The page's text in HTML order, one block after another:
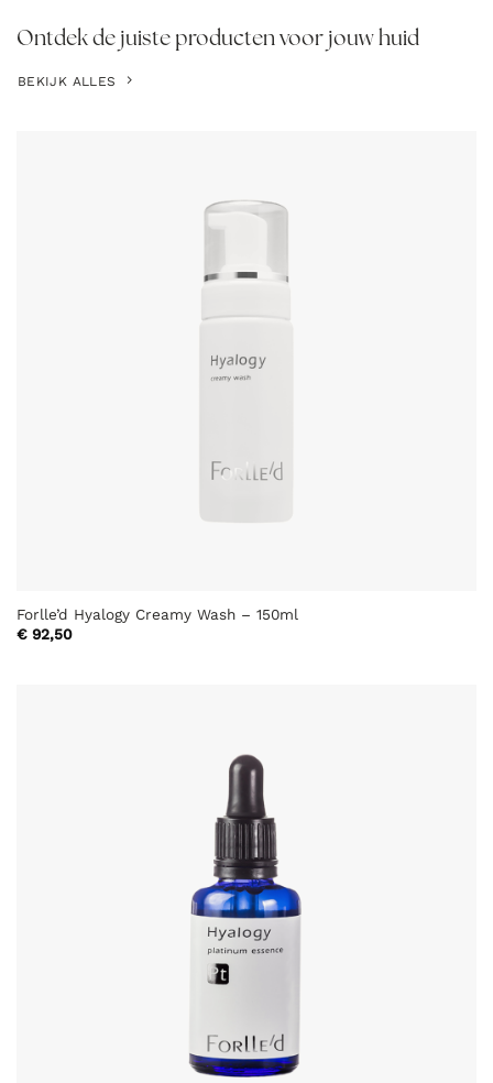
Ontdek de juiste producten voor jouw huid
BEKIJK ALLES
Forlle’d Hyalogy Creamy Wash – 150ml
€92,50